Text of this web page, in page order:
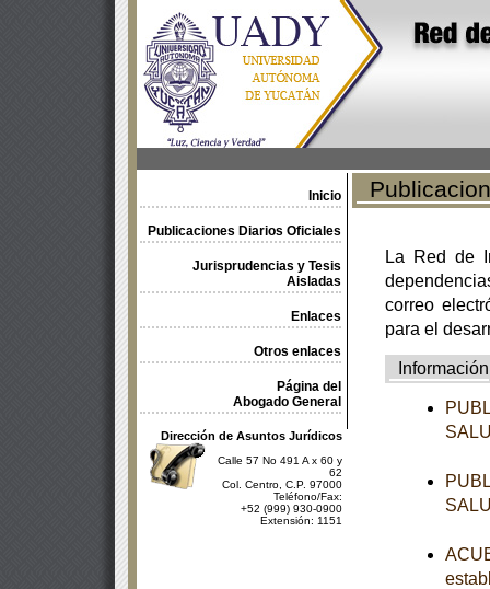
Inicio
Publicaciones Diarios Oficiales
Jurisprudencias y Tesis
Aisladas
Enlaces
Otros enlaces
Página del
Abogado General
Dirección de Asuntos Jurídicos
Calle 57 No 491 A x 60 y
62
Col. Centro, C.P. 97000
Teléfono/Fax:
+52 (999) 930-0900
Extensión: 1151
La Red de
correo
para el
Información